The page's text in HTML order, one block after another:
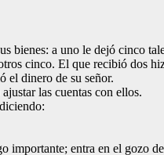
bienes: a uno le dejó cinco
cinco. El que recibió dos
el dinero de su señor.
las cuentas con ellos.
importante; entra en el gozo